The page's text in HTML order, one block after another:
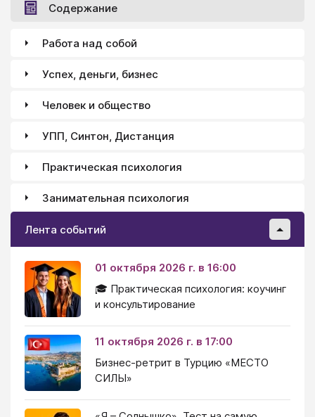
Содержание
Работа над собой
Успех, деньги, бизнес
Человек и общество
УПП, Синтон, Дистанция
Практическая психология
Занимательная психология
Лента событий
01 октября 2026 г. в 16:00
🎓 Практическая психология: коучинг
и консультирование
11 октября 2026 г. в 17:00
Бизнес-ретрит в Турцию «МЕСТО
СИЛЫ»